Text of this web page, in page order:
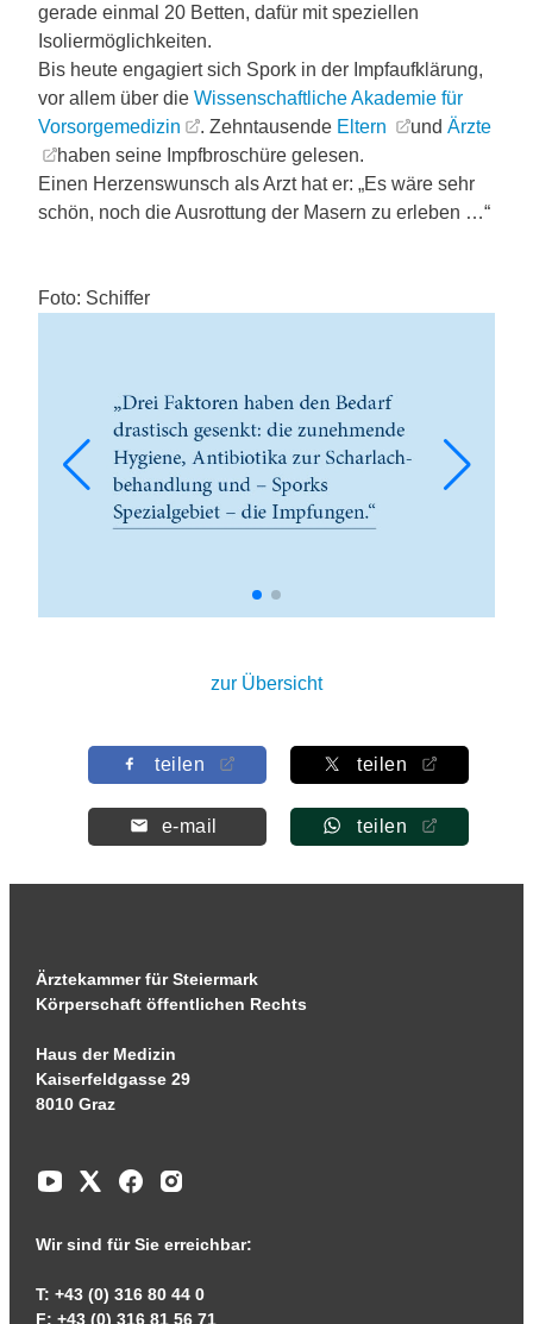
gerade einmal 20 Betten, dafür mit speziellen
Isoliermöglichkeiten.
Bis heute engagiert sich Spork in der Impfaufklärung,
vor allem über die Wissenschaftliche Akademie für
Vorsorgemedizin
. Zehntausende Eltern und Ärzte
haben seine Impfbroschüre gelesen.
Einen Herzenswunsch als Arzt hat er: „Es wäre sehr
schön, noch die Ausrottung der Masern zu erleben …“
Foto: Schiffer
zur Übersicht
teilen teilen
e-mail teilen
Ärztekammer für Steiermark
Körperschaft öffentlichen Rechts
Haus der Medizin
Kaiserfeldgasse 29
8010 Graz
Wir sind für Sie erreichbar:
T: +43 (0) 316 80 44 0
F: +43 (0) 316 81 56 71